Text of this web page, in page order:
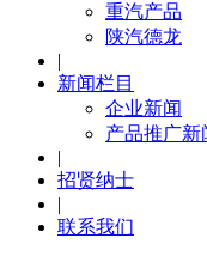
重汽产品
陕汽德龙
|
新闻栏目
企业新闻
产品推广新
|
招贤纳士
|
联系我们